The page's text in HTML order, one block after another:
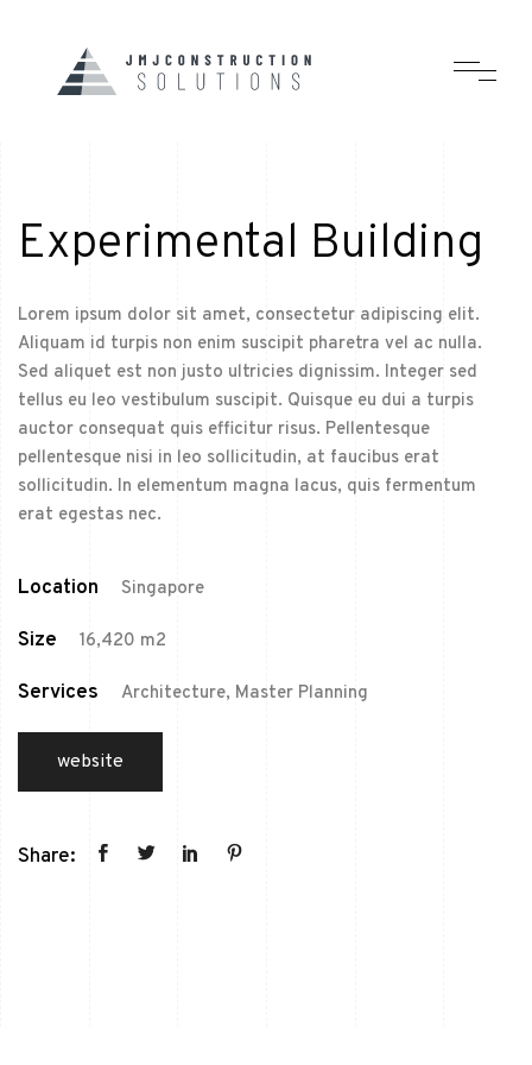
Experimental Building
Lorem ipsum dolor sit amet, consectetur adipiscing elit.
Aliquam id turpis non enim suscipit pharetra vel ac nulla.
Sed aliquet est non justo ultricies dignissim. Integer sed
tellus eu leo vestibulum suscipit. Quisque eu dui a turpis
auctor consequat quis efficitur risus. Pellentesque
pellentesque nisi in leo sollicitudin, at faucibus erat
sollicitudin. In elementum magna lacus, quis fermentum
erat egestas nec.
Location Singapore
Size 16,420 m2
Services Architecture, Master Planning
website
Share: